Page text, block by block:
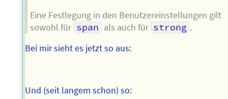
Eine Festlegung in den Benutzereinstellungen gilt
sowohl für span als auch für strong .
Bei mir sieht es jetzt so aus:
Und (seit langem schon) so: